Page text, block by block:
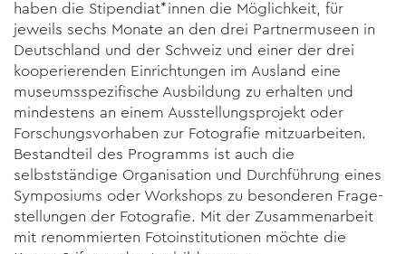
haben die Stipen­diat*innen die Möglichkeit, für
jeweils sechs Monate an den drei Partnermu­seen in
Deutschland und der Schweiz und einer der drei
kooperie­renden Einrichtungen im Ausland eine
museumsspezifische Ausbil­dung zu erhalten und
mindestens an einem Ausstellungspro­jekt oder
Forschungsvorhaben zur Fotografie mitzuarbeiten.
Be­standteil des Programms ist auch die
selbstständige Organisation und Durch­führung eines
Symposiums oder Workshops zu besonde­ren Frage­
stellungen der Fotografie. Mit der Zusammenarbeit
mit re­nommierten Fotoinstitutionen möchte die